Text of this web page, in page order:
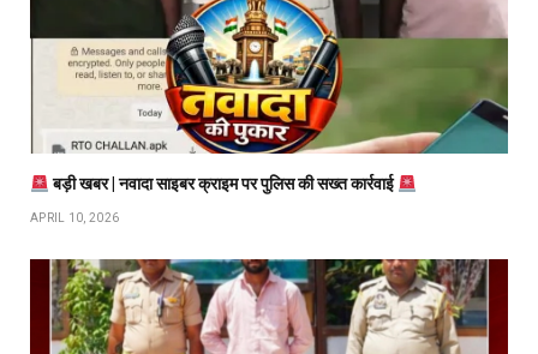
बड़ी खबर | नवादा साइबर क्राइम पर पुलिस की सख्त कार्रवाई
APRIL 10, 2026